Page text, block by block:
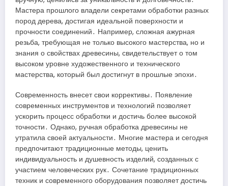
Мастера прошлого владели секретами обработки разных
пород дерева, достигая идеальной поверхности и
прочности соединений․ Например, сложная ажурная
резьба, требующая не только высокого мастерства, но и
знания о свойствах древесины, свидетельствует о том
высоком уровне художественного и технического
мастерства, который был достигнут в прошлые эпохи․
Современность внесет свои коррективы․ Появление
современных инструментов и технологий позволяет
ускорить процесс обработки и достичь более высокой
точности․ Однако, ручная обработка древесины не
утратила своей актуальности․ Многие мастера и сегодня
предпочитают традиционные методы, ценить
индивидуальность и душевность изделий, созданных с
участием человеческих рук․ Сочетание традиционных
техник и современного оборудования позволяет достичь